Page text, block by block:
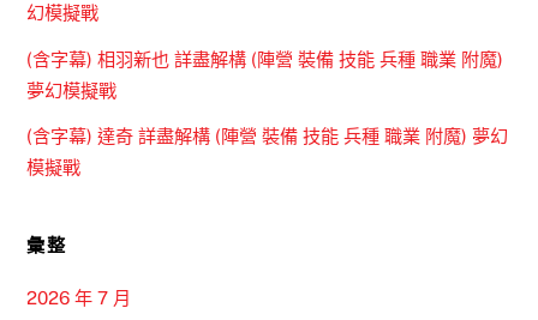
幻模擬戰
(含字幕) 相羽新也 詳盡解構 (陣營 裝備 技能 兵種 職業 附魔)
夢幻模擬戰
(含字幕) 達奇 詳盡解構 (陣營 裝備 技能 兵種 職業 附魔) 夢幻
模擬戰
彙整
2026 年 7 月